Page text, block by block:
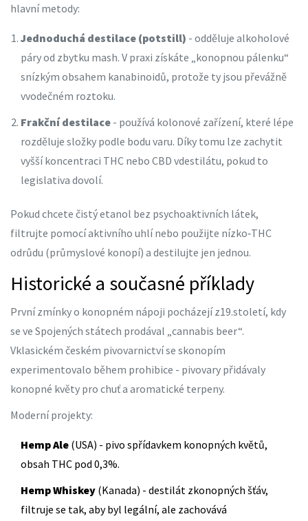
hlavní metody:
Jednoduchá destilace (potstill) - odděluje alkoholové
páry od zbytku mash. V praxi získáte „konopnou pálenku“
snízkým obsahem kanabinoidů, protože ty jsou převážně
vvodečném roztoku.
Frakční destilace - používá kolonové zařízení, které lépe
rozděluje složky podle bodu varu. Díky tomu lze zachytit
vyšší koncentraci THC nebo CBD vdestilátu, pokud to
legislativa dovolí.
Pokud chcete čistý etanol bez psychoaktivních látek,
filtrujte pomocí aktivního uhlí nebo použijte nízko‑THC
odrůdu (průmyslové konopí) a destilujte jen jednou.
Historické a současné příklady
První zmínky o konopném nápoji pocházejí z19.století, kdy
se ve Spojených státech prodával „cannabis beer“.
Vklasickém českém pivovarnictví se skonopím
experimentovalo během prohibice - pivovary přidávaly
konopné květy pro chuť a aromatické terpeny.
Moderní projekty:
Hemp Ale (USA) - pivo spřídavkem konopných květů,
obsah THC pod 0,3%.
Hemp Whiskey (Kanada) - destilát zkonopných šťáv,
filtruje se tak, aby byl legální, ale zachovává